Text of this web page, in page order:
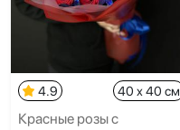
4.9 40 x 40 см
Красные розы с